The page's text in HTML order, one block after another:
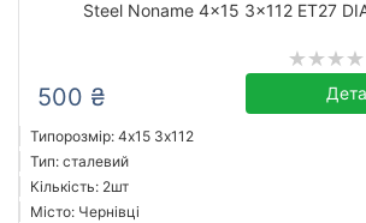
Steel Noname 4x15 3x112 ET27
500 ₴
Типорозмір: 4x15 3х112
Тип: сталевий
Кількість: 2шт
Місто: Чернівці
Steel
Усі бренди
Тип